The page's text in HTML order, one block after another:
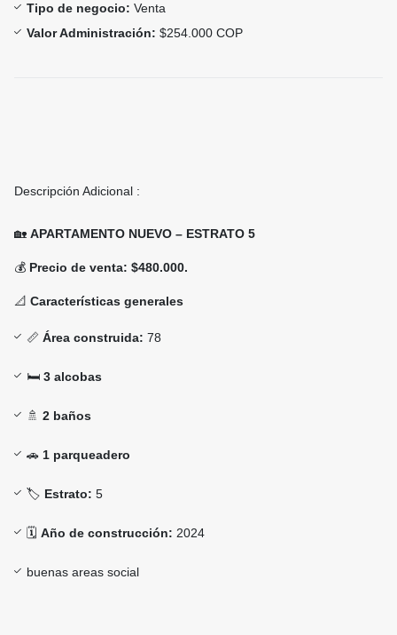
Tipo de negocio: Venta
Valor Administración: $254.000 COP
Descripción Adicional :
🏡 APARTAMENTO NUEVO – ESTRATO 5
💰 Precio de venta: $480.000.
📐 Características generales
📏 Área construida: 78
🛏️ 3 alcobas
🚿 2 baños
🚗 1 parqueadero
🏷️ Estrato: 5
🗓️ Año de construcción: 2024
buenas areas social